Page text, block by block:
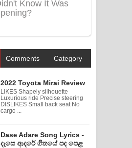
Comments Category
2022 Toyota Mirai Review
LIKES Shapely silhouette
Luxurious ride Precise steering
DISLIKES Small back seat No
cargo ...
Dase Adare Song Lyrics -
දෑසෙ ආදරේ ගීතයේ පද පෙළ